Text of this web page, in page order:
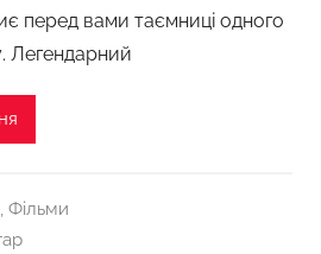
перед вами таємниці одного
Легендарний
Фільми